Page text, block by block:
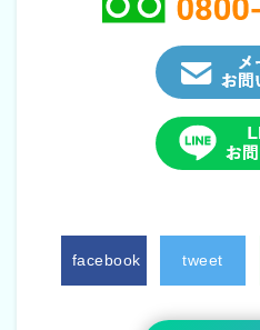
facebook tweet